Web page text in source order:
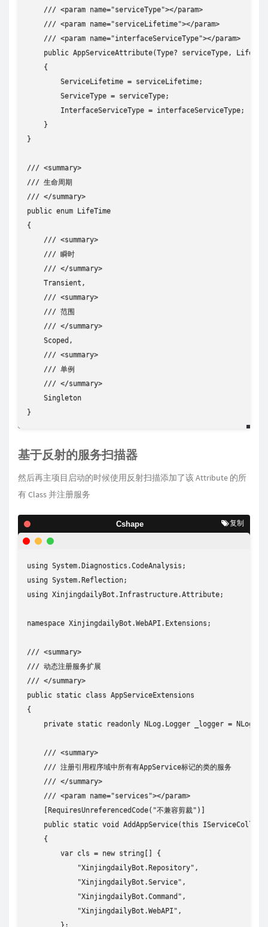
    /// <param name="serviceType"></param>
    /// <param name="serviceLifetime"></param>
    /// <param name="interfaceServiceType"></param>
public AppServiceAttribute(Type? serviceType,
    {
        ServiceLifetime = serviceLifetime;
        ServiceType = serviceType;
        InterfaceServiceType = interfaceServiceType;
    }
}
/// <summary>
/// 生命周期
/// </summary>
public enum LifeTime
{
    /// <summary>
    /// 瞬时
    /// </summary>
    Transient,
    /// <summary>
    /// 范围
    /// </summary>
    Scoped,
    /// <summary>
    /// 单例
    /// </summary>
    Singleton
}
基于反射的服务扫描器
然后再主项目启动的时候使用反射扫描添加了该 Attribute 的所
有 Class 并注册服务
using System.Diagnostics.CodeAnalysis;
using System.Reflection;
using XinjingdailyBot.Infrastructure.Attribute;
namespace XinjingdailyBot.WebAPI.Extensions;
/// <summary>
/// 动态注册服务扩展
/// </summary>
public static class AppServiceExtensions
{
private static readonly NLog.Logger _logger =
    /// <summary>
    /// 注册引用程序域中所有有AppService标记的类的服务
    /// </summary>
    /// <param name="services"></param>
    [RequiresUnreferencedCode("不兼容剪裁")]
public static void AddAppService(this
    {
        var cls = new string[] {
            "XinjingdailyBot.Repository",
            "XinjingdailyBot.Service",
            "XinjingdailyBot.Command",
            "XinjingdailyBot.WebAPI",
        };
Cshape 复制